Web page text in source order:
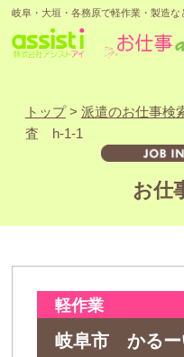
岐阜・大垣・各務原で軽作業・製造
トップ> 派遣のお仕事検
査 h-1-1
お仕
軽作業
岐阜市 かる